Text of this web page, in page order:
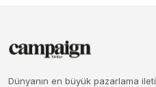
Dünyanın en büyük pazarlama